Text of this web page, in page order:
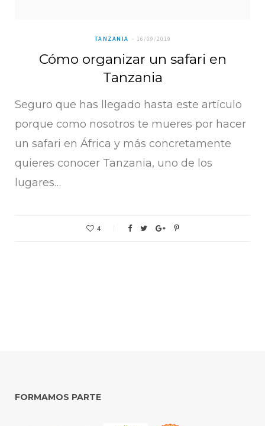
TANZANIA 16/09/2019
Cómo organizar un safari en
Tanzania
Seguro que has llegado hasta este artículo
porque como nosotros te mueres por hacer
un safari en África y más concretamente
quieres conocer Tanzania, uno de los
lugares…
4
FORMAMOS PARTE